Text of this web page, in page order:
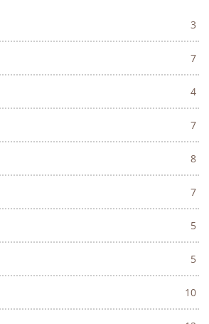
3
7
4
7
8
7
5
5
10